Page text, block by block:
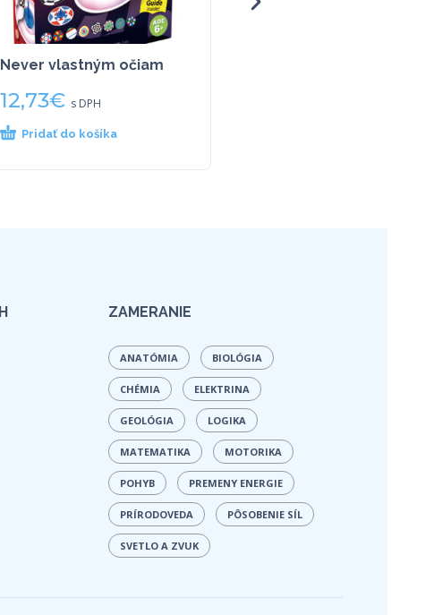
Never vlastným očiam
12,73€ s DPH
Pridať do košíka
ZAMERANIE
ANATÓMIA BIOLÓGIA
CHÉMIA ELEKTRINA
GEOLÓGIA LOGIKA
MATEMATIKA MOTORIKA
POHYB PREMENY ENERGIE
PRÍRODOVEDA PÔSOBENIE SÍL
SVETLO A ZVUK